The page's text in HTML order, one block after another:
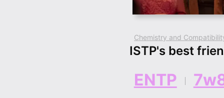
Chemistry and
ISTP's best
ENTP